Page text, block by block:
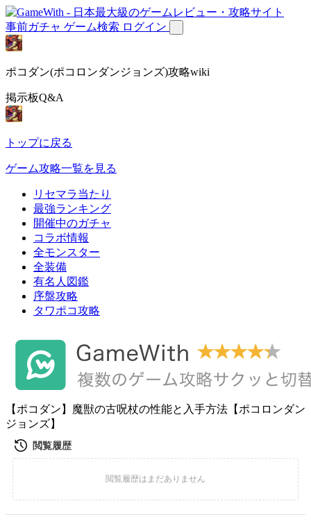
事前ガチャ ゲーム検索 ログイン
ポコダン(ポコロンダンジョンズ)攻略wiki
掲示板Q&A
トップに戻る
ゲーム攻略一覧を見る
リセマラ当たり
最強ランキング
開催中のガチャ
コラボ情報
全モンスター
全装備
有名人図鑑
序盤攻略
タワポコ攻略
【ポコダン】魔獣の古呪杖の性能と入手方法【ポコロンダン
ジョンズ】